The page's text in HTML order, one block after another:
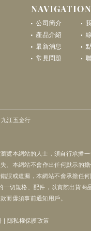
公司簡介
產品介紹
最新消息
常見問題
江五金行
覽本網站的人士，須自行承擔
。本網站不會作出任何默示的
誤或遺漏，本網站不會承擔任
切規格、配件，以實際出貨商
而毋須事前通知用戶。
| 隱私權保護政策